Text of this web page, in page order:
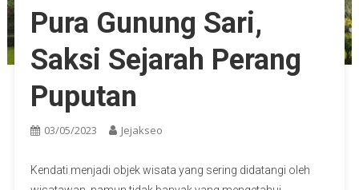
Pura Gunung Sari,
Saksi Sejarah Perang
Puputan
03/05/2023 Jejakseo
Kendati menjadi objek wisata yang sering didatangi oleh